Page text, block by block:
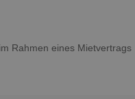
Rahmen eines Mietvertrags